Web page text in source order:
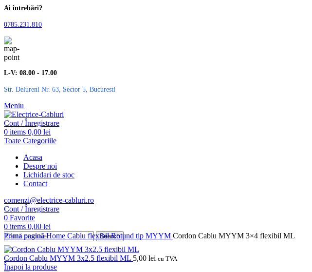
Ai întrebări?
0785.231.810
L-V: 08.00 - 17.00
Str. Delureni Nr. 63, Sector 5, Bucuresti
Meniu
Cont / Înregistrare
0 items 0,00 lei
Toate Categoriile
Acasa
Despre noi
Lichidari de stoc
Contact
comenzi@electrice-cabluri.ro
Cont / Înregistrare
0 Favorite
0 items 0,00 lei
Search
Prima paginăHome Cablu flexibilRotund tip MYYM Cordon Cablu MYYM 3×4 flexibil ML
Cordon Cablu MYYM 3x2.5 flexibil ML 5,00 lei cu TVA
Înapoi la produse